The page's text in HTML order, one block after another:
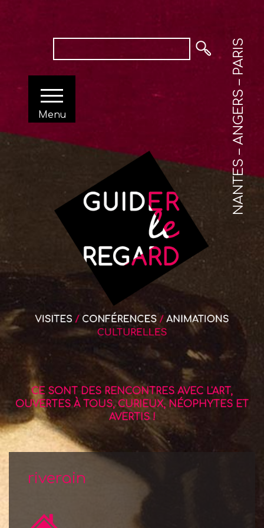
NANTES – ANGERS – PARIS
Menu
CE SONT DES RENCONTRES AVEC L'ART,
OUVERTES À TOUS, CURIEUX, NÉOPHYTES ET
AVERTIS !
riverain